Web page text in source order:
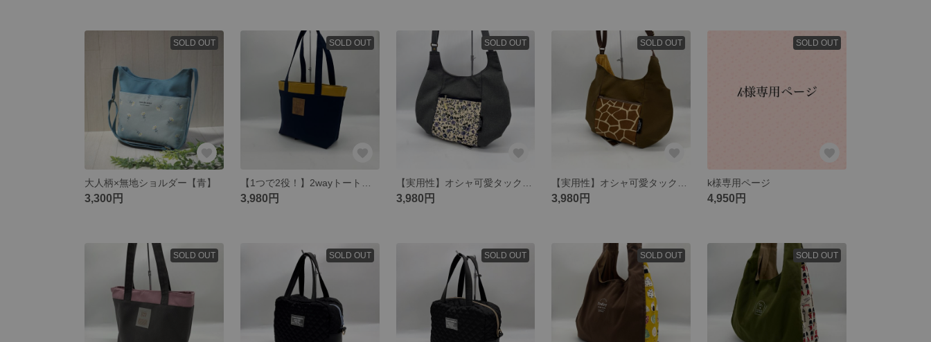
SOLD OUT
大人柄×無地ショルダー【青】
3,300円
SOLD OUT
3,980円
SOLD OUT
3,980円
SOLD OUT
3,980円
SOLD OUT
k様専用ページ
4,950円
SOLD OUT SOLD OUT SOLD OUT SOLD OUT SOLD OUT